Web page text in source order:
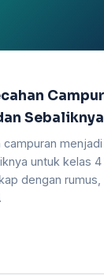
Sebaliknya
campuran menjadi
untuk kelas 4
dengan rumus,